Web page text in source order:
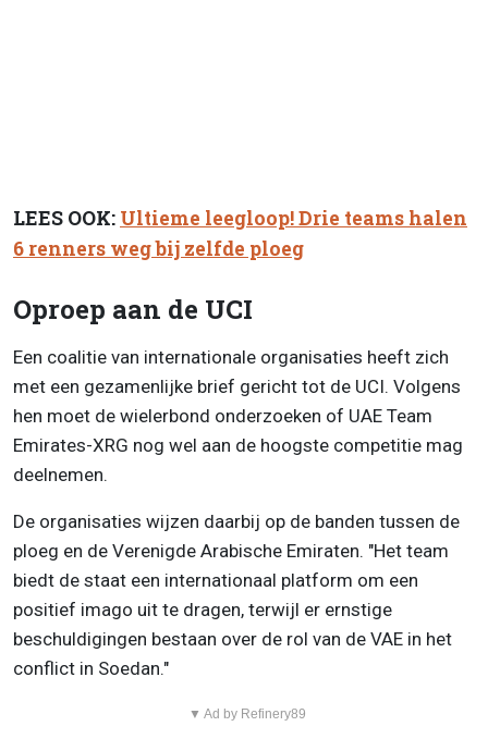
LEES OOK: Ultieme leegloop! Drie teams halen
6 renners weg bij zelfde ploeg
Oproep aan de UCI
Een coalitie van internationale organisaties heeft zich
met een gezamenlijke brief gericht tot de UCI. Volgens
hen moet de wielerbond onderzoeken of UAE Team
Emirates-XRG nog wel aan de hoogste competitie mag
deelnemen.
De organisaties wijzen daarbij op de banden tussen de
ploeg en de Verenigde Arabische Emiraten. "Het team
biedt de staat een internationaal platform om een
positief imago uit te dragen, terwijl er ernstige
beschuldigingen bestaan over de rol van de VAE in het
conflict in Soedan."
▼ Ad by Refinery89